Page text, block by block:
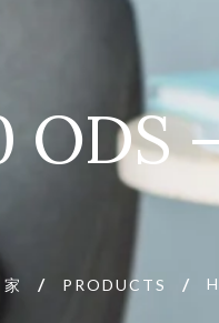
家 PRODUCTS